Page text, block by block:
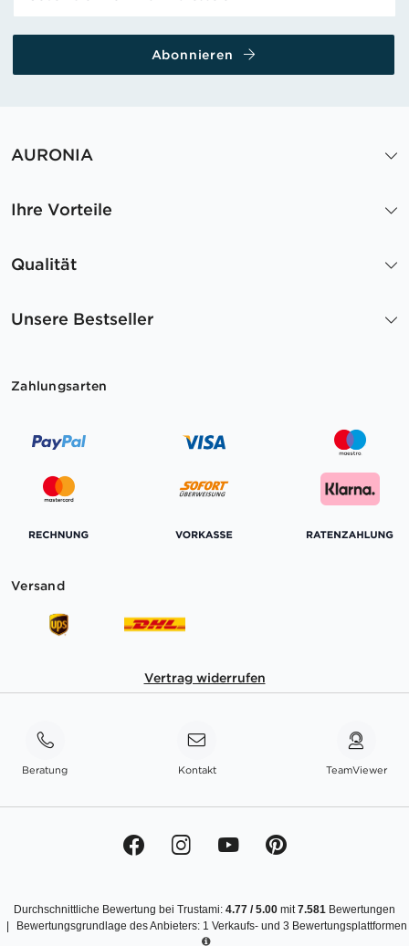
Abonnieren
AURONIA
Ihre Vorteile
Qualität
Unsere Bestseller
Zahlungsarten
Versand
Vertrag widerrufen
Beratung Kontakt TeamViewer
Durchschnittliche Bewertung bei Trustami: 4.77 /5.00 mit7.581 Bewertungen
Bewertungsgrundlage des Anbieters: 1 Verkaufs- und 3 Bewertungsplattformen